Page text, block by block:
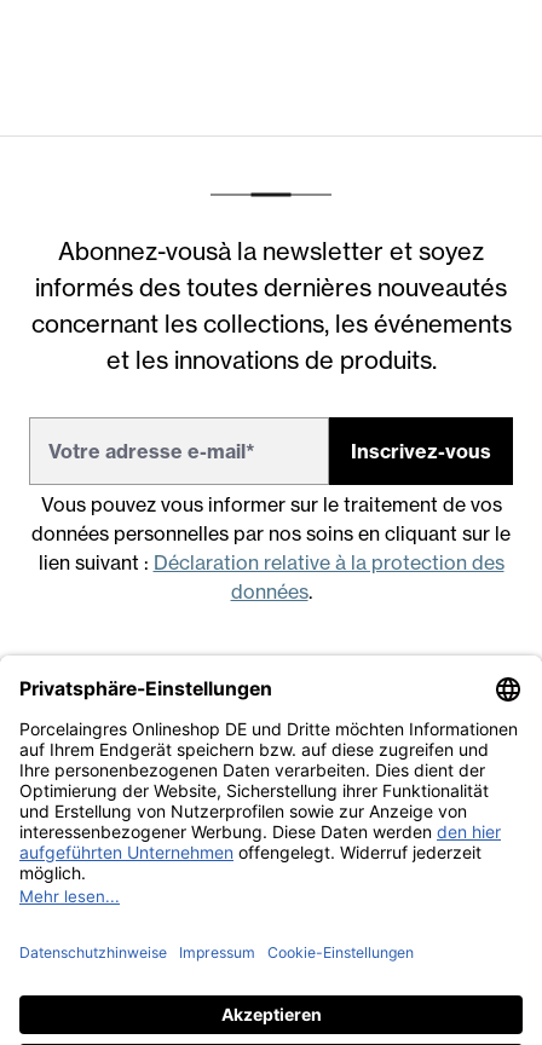
Abonnez-vousà la newsletter et soyez
informés des toutes dernières nouveautés
concernant les collections, les événements
et les innovations de produits.
Inscrivez-vous
Vous pouvez vous informer sur le traitement de vos
données personnelles par nos soins en cliquant sur le
lien suivant : Déclaration relative à la protection des
données.
Mentions légales
Conditions générales de vente
Déclaration relative à la protection des données
Travailler avec nous